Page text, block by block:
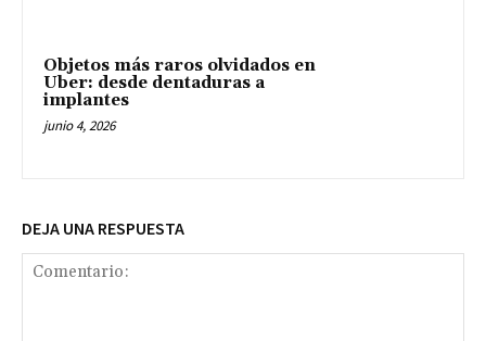
Objetos más raros olvidados en
Uber: desde dentaduras a
implantes
junio 4, 2026
DEJA UNA RESPUESTA